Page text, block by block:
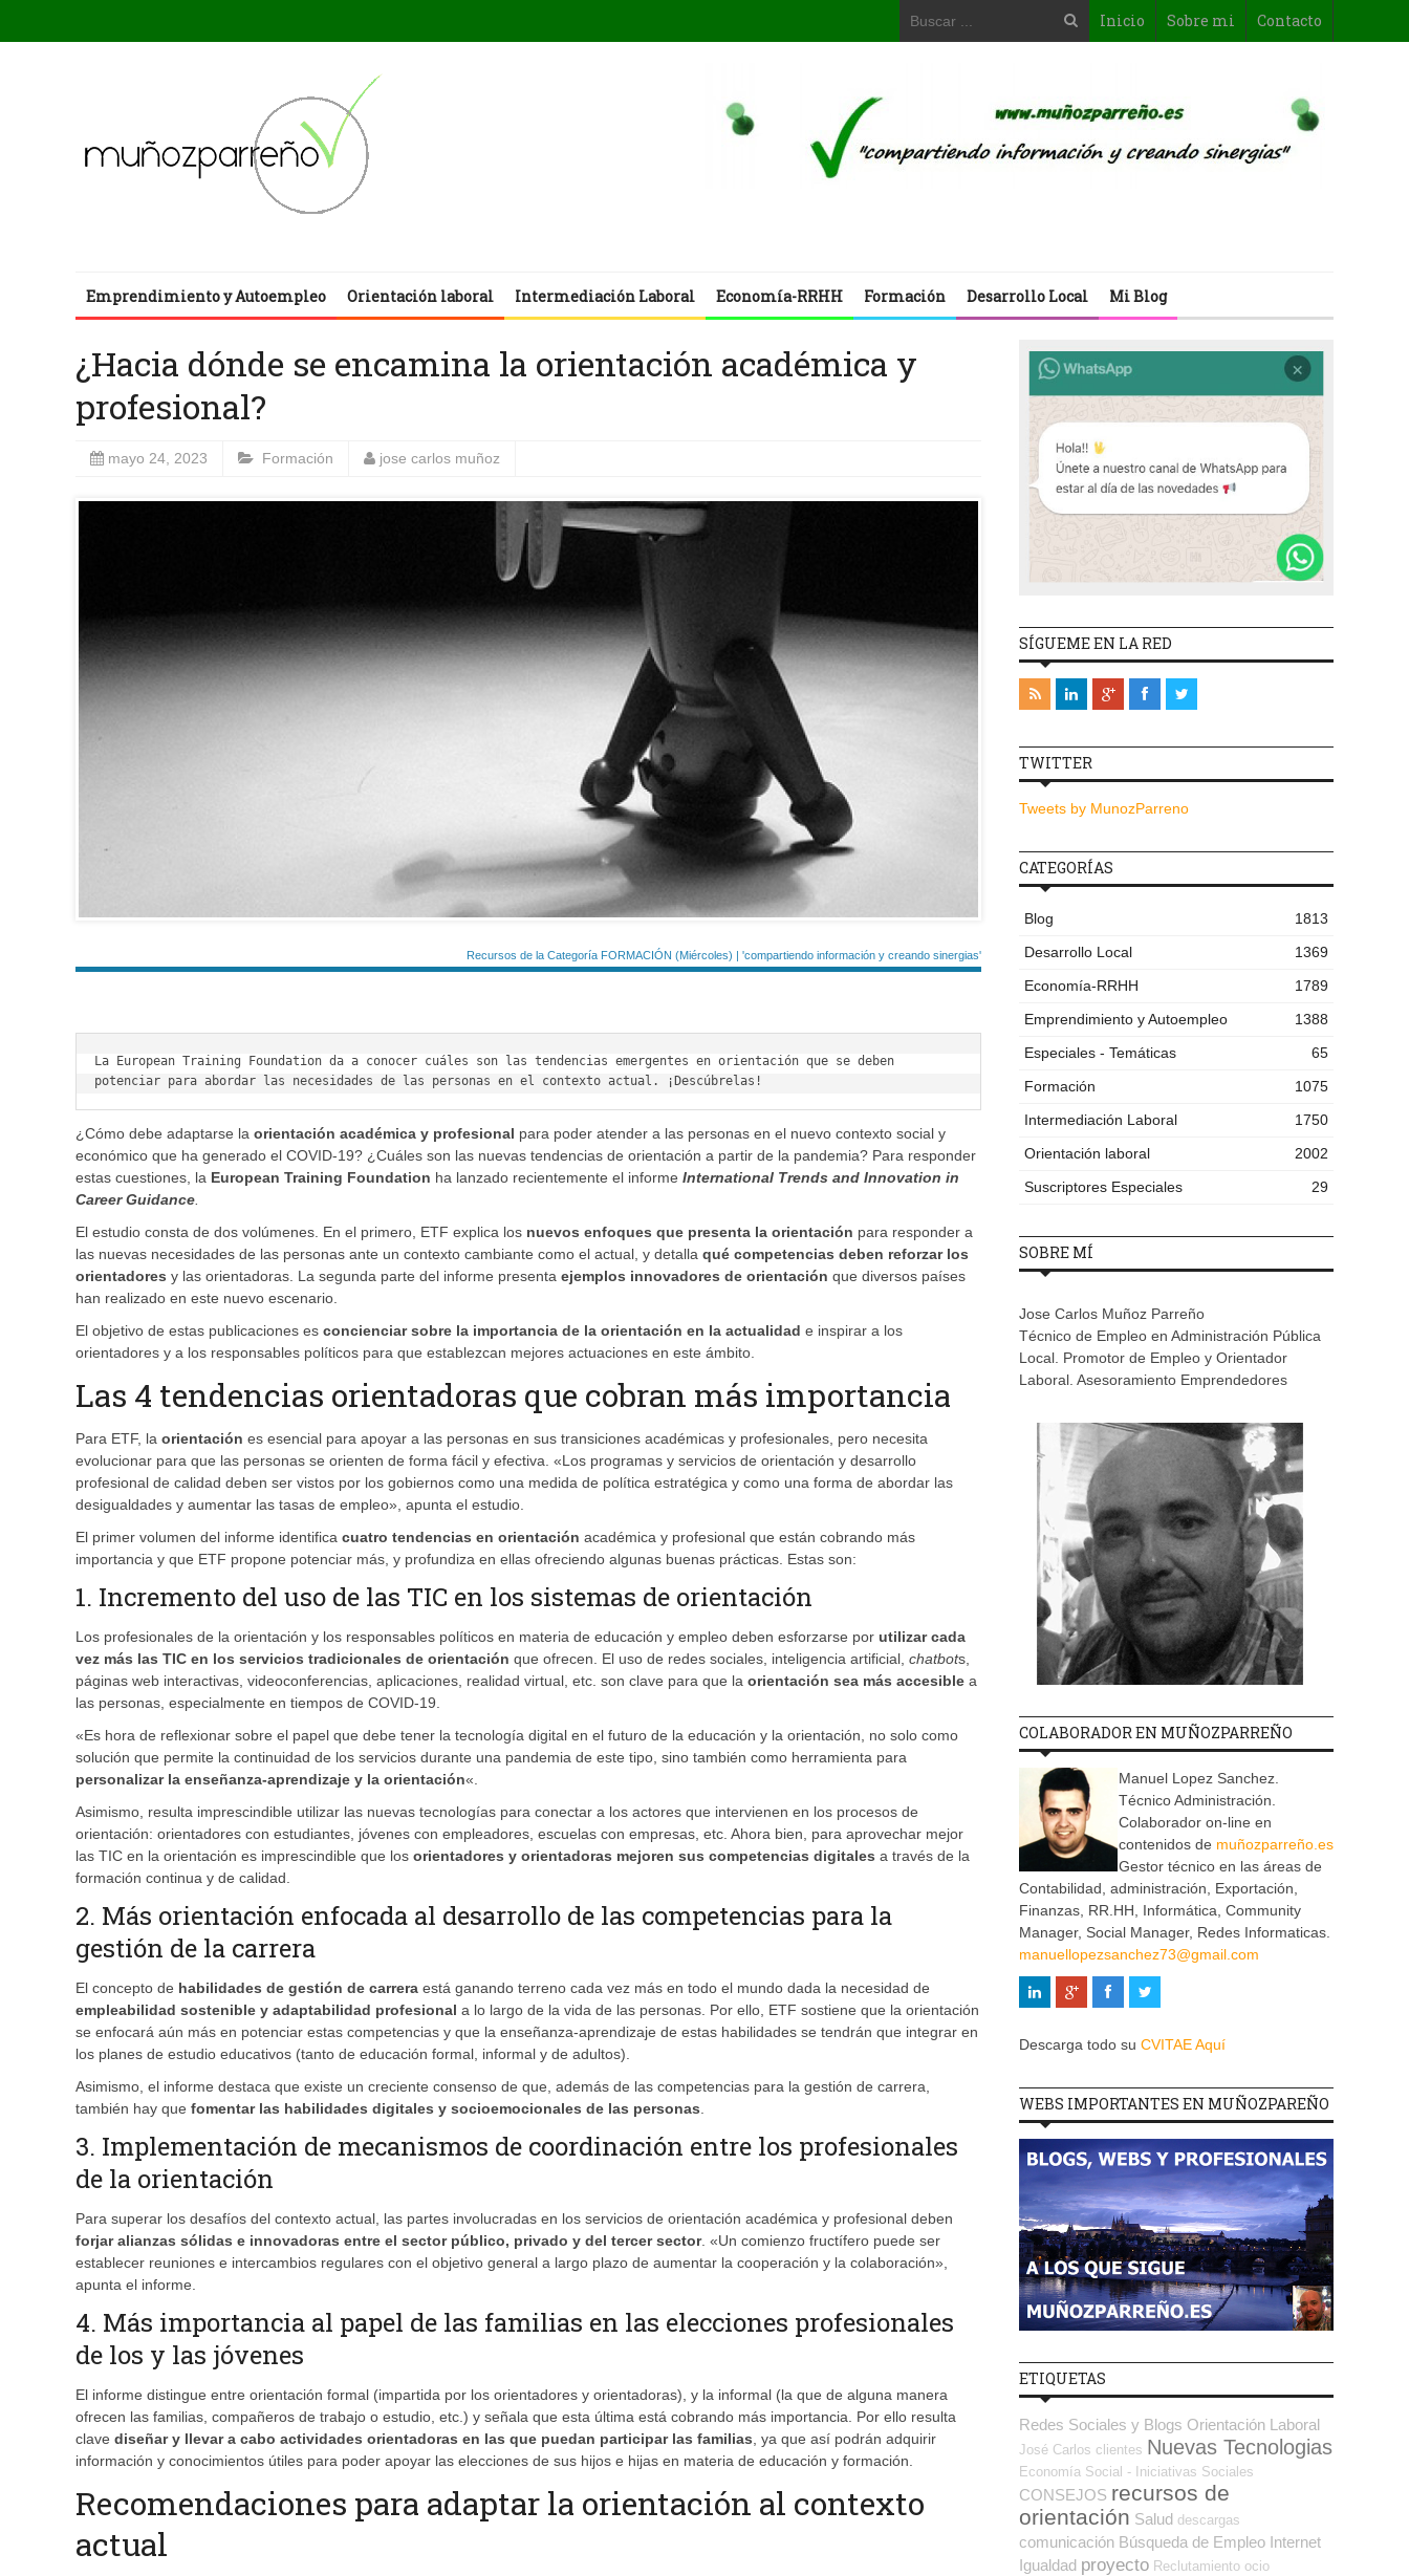
Inicio Sobre mi Contacto
Emprendimiento y Autoempleo Orientación laboral Intermediación Laboral Economía-RRHH Formación Desarrollo Local Mi Blog
¿Hacia dónde se encamina la orientación académica y
profesional?
mayo 24, 2023 Formación jose carlos muñoz
Recursos de la Categoría FORMACIÓN (Miércoles) | 'compartiendo información y creando sinergias'
La European Training Foundation da a conocer cuáles son las tendencias emergentes en orientación que se deben
potenciar para abordar las necesidades de las personas en el contexto actual. ¡Descúbrelas!
¿Cómo debe adaptarse la orientación académica y profesional para poder atender a las personas en el nuevo contexto social y
económico que ha generado el COVID-19? ¿Cuáles son las nuevas tendencias de orientación a partir de la pandemia? Para responder
estas cuestiones, la European Training Foundation ha lanzado recientemente el informe International Trends and Innovation in
Career Guidance.
El estudio consta de dos volúmenes. En el primero, ETF explica los nuevos enfoques que presenta la orientación para responder a
las nuevas necesidades de las personas ante un contexto cambiante como el actual, y detalla qué competencias deben reforzar los
orientadores y las orientadoras. La segunda parte del informe presenta ejemplos innovadores de orientación que diversos países
han realizado en este nuevo escenario.
El objetivo de estas publicaciones es concienciar sobre la importancia de la orientación en la actualidad e inspirar a los
orientadores y a los responsables políticos para que establezcan mejores actuaciones en este ámbito.
Las 4 tendencias orientadoras que cobran más importancia
Para ETF, la orientación es esencial para apoyar a las personas en sus transiciones académicas y profesionales, pero necesita
evolucionar para que las personas se orienten de forma fácil y efectiva. «Los programas y servicios de orientación y desarrollo
profesional de calidad deben ser vistos por los gobiernos como una medida de política estratégica y como una forma de abordar las
desigualdades y aumentar las tasas de empleo», apunta el estudio.
El primer volumen del informe identifica cuatro tendencias en orientación académica y profesional que están cobrando más
importancia y que ETF propone potenciar más, y profundiza en ellas ofreciendo algunas buenas prácticas. Estas son:
1. Incremento del uso de las TIC en los sistemas de orientación
Los profesionales de la orientación y los responsables políticos en materia de educación y empleo deben esforzarse por utilizar cada
vez más las TIC en los servicios tradicionales de orientación que ofrecen. El uso de redes sociales, inteligencia artificial, chatbots,
páginas web interactivas, videoconferencias, aplicaciones, realidad virtual, etc. son clave para que la orientación sea más accesible a
las personas, especialmente en tiempos de COVID-19.
«Es hora de reflexionar sobre el papel que debe tener la tecnología digital en el futuro de la educación y la orientación, no solo como
solución que permite la continuidad de los servicios durante una pandemia de este tipo, sino también como herramienta para
personalizar la enseñanza-aprendizaje y la orientación«.
Asimismo, resulta imprescindible utilizar las nuevas tecnologías para conectar a los actores que intervienen en los procesos de
orientación: orientadores con estudiantes, jóvenes con empleadores, escuelas con empresas, etc. Ahora bien, para aprovechar mejor
las TIC en la orientación es imprescindible que los orientadores y orientadoras mejoren sus competencias digitales a través de la
formación continua y de calidad.
2. Más orientación enfocada al desarrollo de las competencias para la
gestión de la carrera
El concepto de habilidades de gestión de carrera está ganando terreno cada vez más en todo el mundo dada la necesidad de
empleabilidad sostenible y adaptabilidad profesional a lo largo de la vida de las personas. Por ello, ETF sostiene que la orientación
se enfocará aún más en potenciar estas competencias y que la enseñanza-aprendizaje de estas habilidades se tendrán que integrar en
los planes de estudio educativos (tanto de educación formal, informal y de adultos).
Asimismo, el informe destaca que existe un creciente consenso de que, además de las competencias para la gestión de carrera,
también hay que fomentar las habilidades digitales y socioemocionales de las personas.
3. Implementación de mecanismos de coordinación entre los profesionales
de la orientación
Para superar los desafíos del contexto actual, las partes involucradas en los servicios de orientación académica y profesional deben
forjar alianzas sólidas e innovadoras entre el sector público, privado y del tercer sector. «Un comienzo fructífero puede ser
establecer reuniones e intercambios regulares con el objetivo general a largo plazo de aumentar la cooperación y la colaboración»,
apunta el informe.
4. Más importancia al papel de las familias en las elecciones profesionales
de los y las jóvenes
El informe distingue entre orientación formal (impartida por los orientadores y orientadoras), y la informal (la que de alguna manera
ofrecen las familias, compañeros de trabajo o estudio, etc.) y señala que esta última está cobrando más importancia. Por ello resulta
clave diseñar y llevar a cabo actividades orientadoras en las que puedan participar las familias, ya que así podrán adquirir
información y conocimientos útiles para poder apoyar las elecciones de sus hijos e hijas en materia de educación y formación.
Recomendaciones para adaptar la orientación al contexto
actual
SÍGUEME EN LA RED
TWITTER
Tweets by MunozParreno
CATEGORÍAS
Blog
1813
Desarrollo Local
1369
Economía-RRHH
1789
Emprendimiento y Autoempleo
1388
Especiales - Temáticas
65
Formación
1075
Intermediación Laboral
1750
Orientación laboral
2002
Suscriptores Especiales
29
SOBRE MÍ
Jose Carlos Muñoz Parreño
Técnico de Empleo en Administración Pública
Local. Promotor de Empleo y Orientador
Laboral. Asesoramiento Emprendedores
COLABORADOR EN MUÑOZPARREÑO
Manuel Lopez Sanchez.
Técnico Administración.
Colaborador on-line en
contenidos de muñozparreño.es
Gestor técnico en las áreas de
Contabilidad, administración, Exportación,
Finanzas, RR.HH, Informática, Community
Manager, Social Manager, Redes Informaticas.
manuellopezsanchez73@gmail.com
Descarga todo su CVITAE Aquí
WEBS IMPORTANTES EN MUÑOZPAREÑO
ETIQUETAS
Redes Sociales y Blogs Orientación Laboral
José Carlos clientes Nuevas Tecnologias
Economía Social - Iniciativas Sociales
CONSEJOS recursos de
orientación Salud descargas
comunicación Búsqueda de Empleo Internet
Igualdad proyecto Reclutamiento ocio